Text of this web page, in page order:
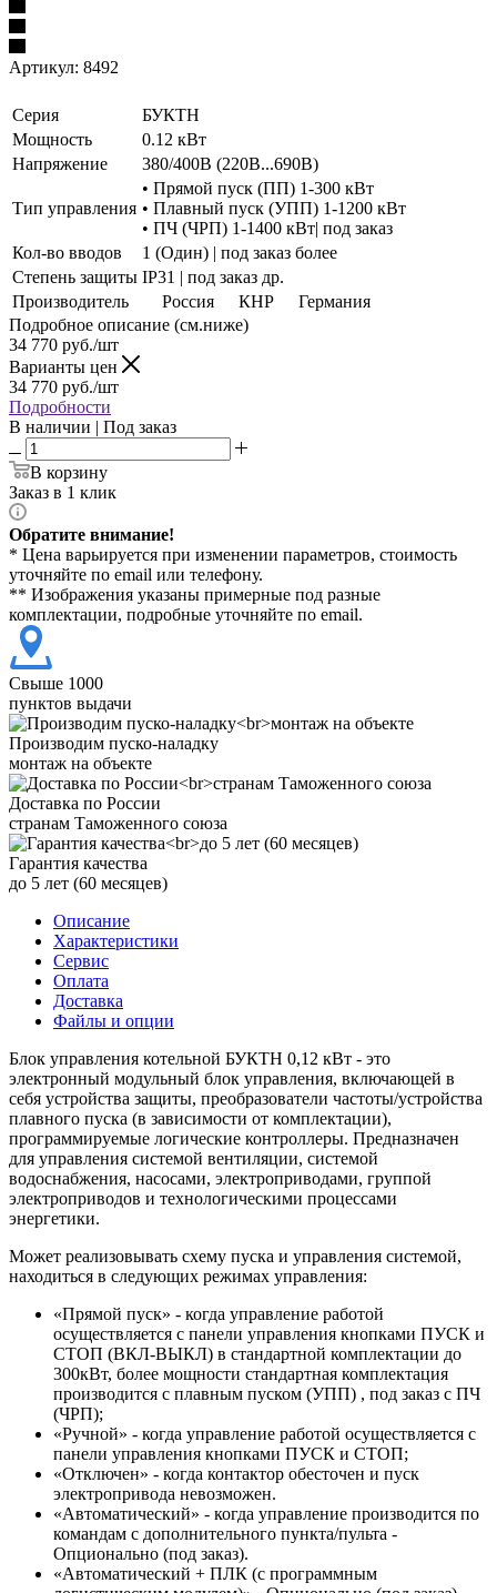
Артикул: 8492
Серия
БУКТН
Мощность
0.12 кВт
Напряжение
380/400В (220В...690В)
Тип управления
• Прямой пуск (ПП) 1-300 кВт
• Плавный пуск (УПП) 1-1200 кВт
• ПЧ (ЧРП) 1-1400 кВт| под заказ
Кол-во вводов
1 (Один) | под заказ более
Степень защиты IP31 | под заказ др.
Производитель
Россия КНР
Германия
Подробное описание (см.ниже)
34 770 руб./шт
Варианты цен
34 770 руб./шт
Подробности
В наличии | Под заказ
В корзину
Заказ в 1 клик
Обратите внимание!
* Цена варьируется при изменении параметров, стоимость
уточняйте по email или телефону.
** Изображения указаны примерные под разные
комплектации, подробные уточняйте по email.
Свыше 1000
пунктов выдачи
Производим пуско-наладку
монтаж на объекте
Доставка по России
странам Таможенного союза
Гарантия качества
до 5 лет (60 месяцев)
Описание
Характеристики
Сервис
Оплата
Доставка
Файлы и опции
Блок управления котельной БУКТН 0,12 кВт - это
электронный модульный блок управления, включающей в
себя устройства защиты, преобразователи частоты/устройства
плавного пуска (в зависимости от комплектации),
программируемые логические контроллеры. Предназначен
для управления системой вентиляции, системой
водоснабжения, насосами, электроприводами, группой
электроприводов и технологическими процессами
энергетики.
Может реализовывать схему пуска и управления системой,
находиться в следующих режимах управления:
«Прямой пуск» - когда управление работой
осуществляется с панели управления кнопками ПУСК и
СТОП (ВКЛ-ВЫКЛ) в стандартной комплектации до
300кВт, более мощности стандартная комплектация
производится с плавным пуском (УПП) , под заказ с ПЧ
(ЧРП);
«Ручной» - когда управление работой осуществляется с
панели управления кнопками ПУСК и СТОП;
«Отключен» - когда контактор обесточен и пуск
электропривода невозможен.
«Автоматический» - когда управление производится по
командам с дополнительного пункта/пульта -
Опционально (под заказ).
«Автоматический + ПЛК (с программным